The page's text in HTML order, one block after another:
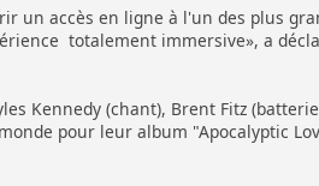
un accès en ligne à l'un des plus
totalement immersive», a
Kennedy (chant), Brent Fitz
pour leur album "Apocalyptic